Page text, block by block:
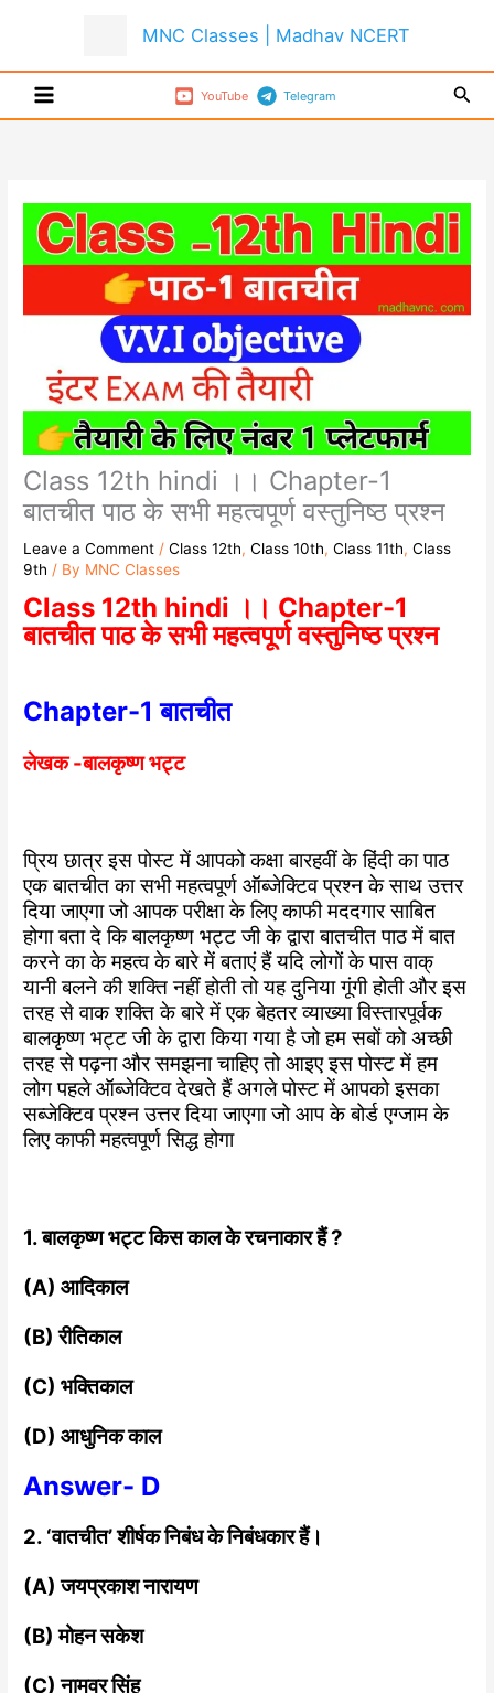
MNC Classes | Madhav NCERT
YouTube Telegram
Class 12th hindi ।। Chapter-1
बातचीत पाठ के सभी महत्वपूर्ण वस्तुनिष्ठ प्रश्न
Leave a Comment /Class 12th,Class 10th,Class 11th,Class
9th / By MNC Classes
Class 12th hindi ।। Chapter-1
बातचीत पाठ के सभी महत्वपूर्ण वस्तुनिष्ठ प्रश्न
Chapter-1 बातचीत
लेखक -बालकृष्ण भट्ट
प्रिय छात्र इस पोस्ट में आपको कक्षा बारहवीं के हिंदी का पाठ
एक बातचीत का सभी महत्वपूर्ण ऑब्जेक्टिव प्रश्न के साथ उत्तर
दिया जाएगा जो आपक परीक्षा के लिए काफी मददगार साबित
होगा बता दे कि बालकृष्ण भट्ट जी के द्वारा बातचीत पाठ में बात
करने का के महत्व के बारे में बताएं हैं यदि लोगों के पास वाक्
यानी बलने की शक्ति नहीं होती तो यह दुनिया गूंगी होती और इस
तरह से वाक शक्ति के बारे में एक बेहतर व्याख्या विस्तारपूर्वक
बालकृष्ण भट्ट जी के द्वारा किया गया है जो हम सबों को अच्छी
तरह से पढ़ना और समझना चाहिए तो आइए इस पोस्ट में हम
लोग पहले ऑब्जेक्टिव देखते हैं अगले पोस्ट में आपको इसका
सब्जेक्टिव प्रश्न उत्तर दिया जाएगा जो आप के बोर्ड एग्जाम के
लिए काफी महत्वपूर्ण सिद्ध होगा
1. बालकृष्ण भट्ट किस काल के रचनाकार हैं ?
(A) आदिकाल
(B) रीतिकाल
(C) भक्तिकाल
(D) आधुनिक काल
Answer- D
2. ‘वातचीत’ शीर्षक निबंध के निबंधकार हैं।
(A) जयप्रकाश नारायण
(B) मोहन सकेश
(C) नामवर सिंह